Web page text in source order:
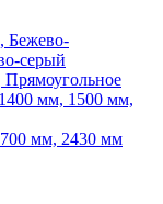
Бежево-
серый
Прямоугольное
мм, 1500 мм,
мм, 2430 мм